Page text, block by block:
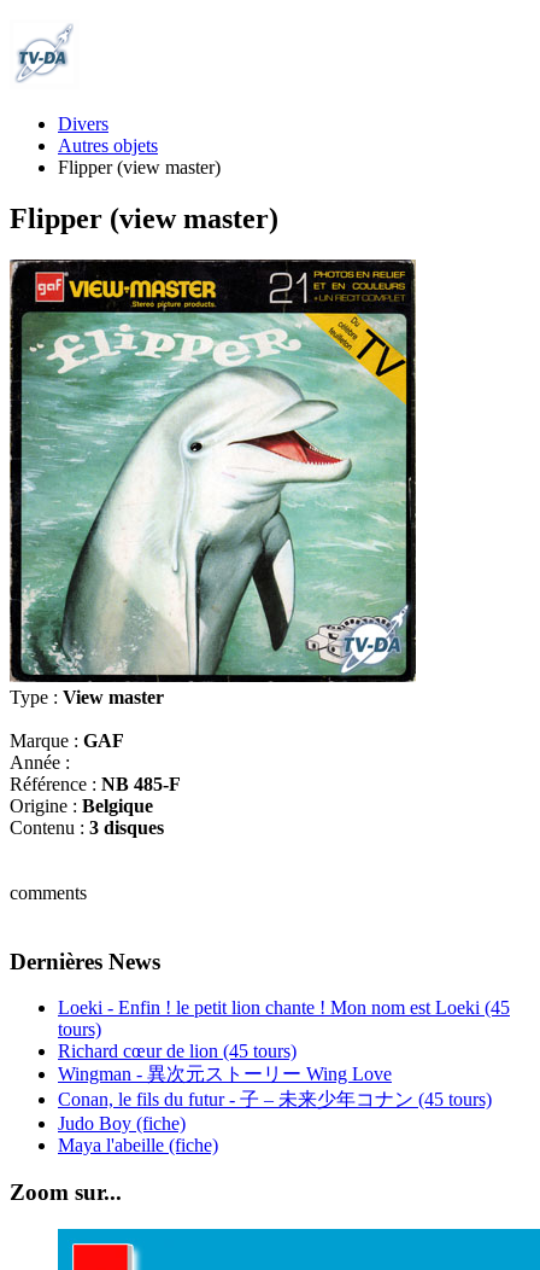
Divers
Autres objets
Flipper (view master)
Flipper (view master)
Type : View master
Marque : GAF
Année :
Référence : NB 485-F
Origine : Belgique
Contenu : 3 disques
comments
Dernières News
Loeki - Enfin ! le petit lion chante ! Mon nom est Loeki (45
tours)
Richard cœur de lion (45 tours)
Wingman - 異次元ストーリー Wing Love
Conan, le fils du futur - 子 – 未来少年コナン (45 tours)
Judo Boy (fiche)
Maya l'abeille (fiche)
Zoom sur...